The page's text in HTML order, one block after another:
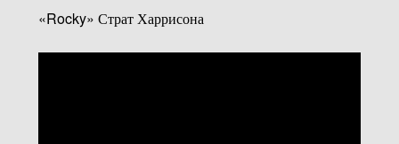
«Rocky» Страт Харрисона